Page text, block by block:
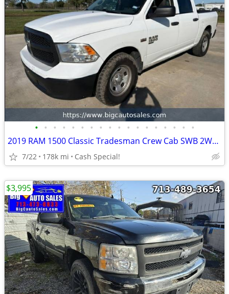
• • • • • • • • • • • • • • • • • •
2019 RAM 1500 Classic Tradesman Crew Cab SWB 2WD - Financing!
7/22 178k mi Cash Special!
$3,995